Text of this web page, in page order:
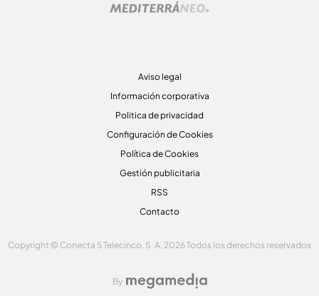
Aviso legal
Información corporativa
Politica de privacidad
Configuración de Cookies
Política de Cookies
Gestión publicitaria
RSS
Contacto
Copyright © Conecta 5 Telecinco, S. A. 2026 Todos los derechos reservados
By